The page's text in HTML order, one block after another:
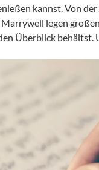
kannst. Von
legen
Überblick behältst.